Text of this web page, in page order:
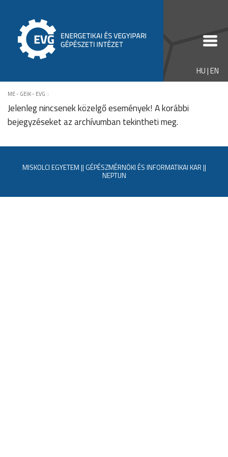
HU|EN
ME - GEIK - EVG ::
Jelenleg nincsenek közelgő események! A korábbi
bejegyzéseket azarchívumban tekintheti meg.
MISKOLCI EGYETEM || GÉPÉSZMÉRNÖKI ÉS INFORMATIKAI KAR ||
NEPTUN